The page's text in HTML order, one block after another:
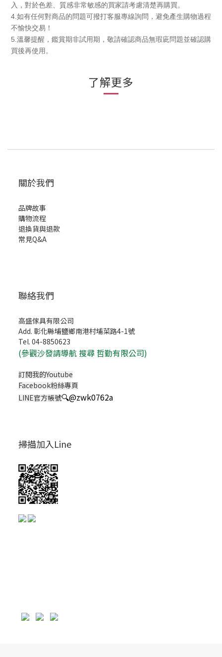
入，對於色差、質感非常敏感的買家請考慮清楚再購買。
4. 如有任何對商品的問題可撥打客服專線詢問，避免產生購物過程
不愉快交易！
5. 溫馨提醒，鑑賞期非試用期，敬請確認商品無瑕庛問題並確認購
買後再使用。
了解更多
關於我們
品牌故事
購物流程
退換貨與退款
常見Q&A
聯絡我們
高盛傢具有限公司
Add. 彰化縣埔鹽鄉南港村埔菜路4-1號
Tel. 04-8850623
(參觀沙發請導航 搜尋 哲勤有限公司)
訂閱我的Youtube
Facebook粉絲專頁
LINE官方帳號🔍@zwk0762a
掃描加入Line